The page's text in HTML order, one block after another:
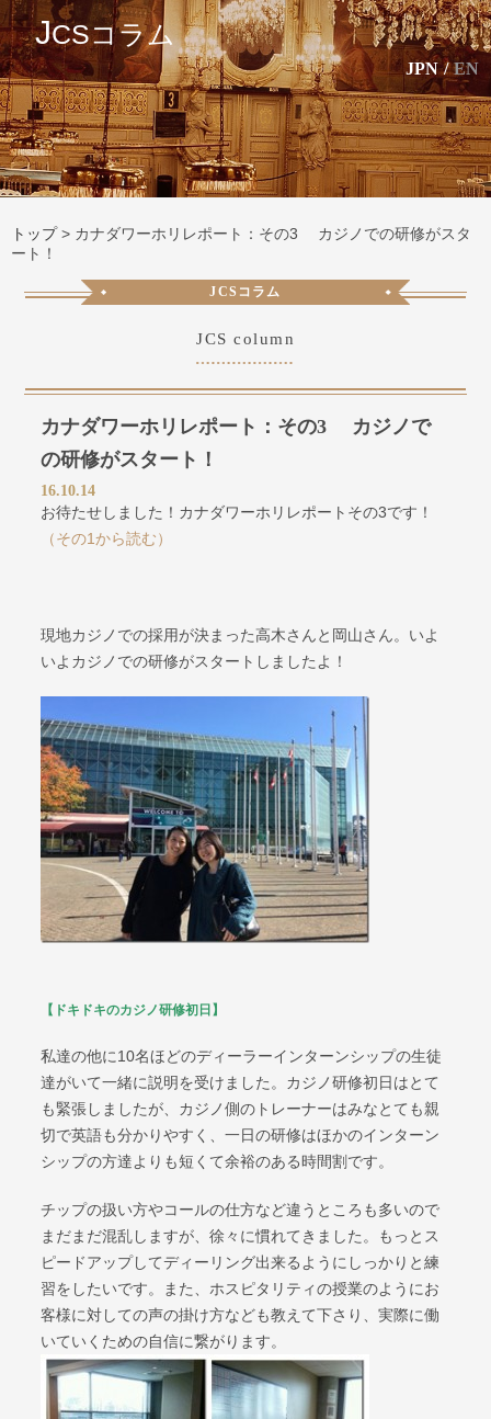
JCSコラム
JPN / EN
トップ> カナダワーホリレポート：その3 カジノでの研修がスタ
ート！
JCSコラム
JCS column
カナダワーホリレポート：その3 カジノで
の研修がスタート！
16.10.14
お待たせしました！カナダワーホリレポートその3です！
（その1から読む）
現地カジノでの採用が決まった高木さんと岡山さん。いよ
いよカジノでの研修がスタートしましたよ！
【ドキドキのカジノ研修初日】
私達の他に10名ほどのディーラーインターンシップの生徒
達がいて一緒に説明を受けました。カジノ研修初日はとて
も緊張しましたが、カジノ側のトレーナーはみなとても親
切で英語も分かりやすく、一日の研修はほかのインターン
シップの方達よりも短くて余裕のある時間割です。
チップの扱い方やコールの仕方など違うところも多いので
まだまだ混乱しますが、徐々に慣れてきました。もっとス
ピードアップしてディーリング出来るようにしっかりと練
習をしたいです。また、ホスピタリティの授業のようにお
客様に対しての声の掛け方なども教えて下さり、実際に働
いていくための自信に繋がります。